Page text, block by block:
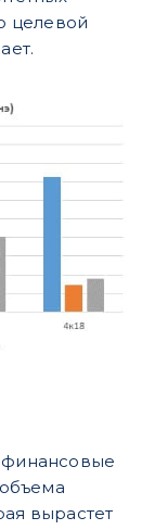
целевой
вырастет